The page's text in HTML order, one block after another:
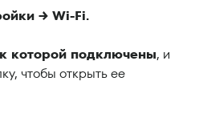
→ Wi-Fi.
которой подключены, и
чтобы открыть ее